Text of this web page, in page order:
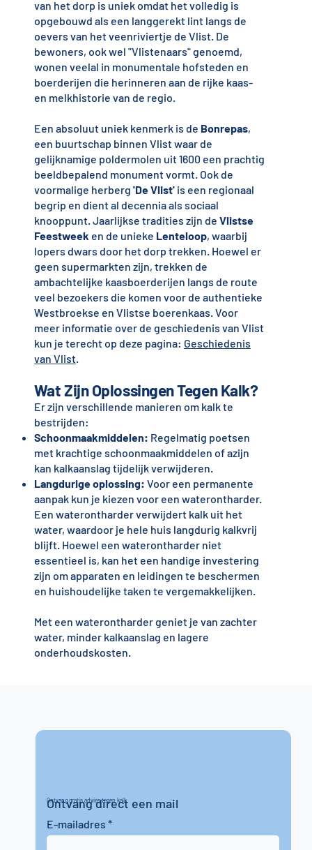
van het dorp is uniek omdat het volledig is
opgebouwd als een langgerekt lint langs de
oevers van het veenriviertje de Vlist. De
bewoners, ook wel "Vlistenaars" genoemd,
wonen veelal in monumentale hofsteden en
boerderijen die herinneren aan de rijke kaas-
en melkhistorie van de regio.
Een absoluut uniek kenmerk is de Bonrepas,
een buurtschap binnen Vlist waar de
gelijknamige poldermolen uit 1600 een prachtig
beeldbepalend monument vormt. Ook de
voormalige herberg 'De Vlist'is een regionaal
begrip en dient al decennia als sociaal
knooppunt. Jaarlijkse tradities zijn de Vlistse
Feestweek en de unieke Lenteloop, waarbij
lopers dwars door het dorp trekken. Hoewel er
geen supermarkten zijn, trekken de
ambachtelijke kaasboerderijen langs de route
veel bezoekers die komen voor de authentieke
Westbroekse en Vlistse boerenkaas. Voor
meer informatie over de geschiedenis van Vlist
kun je terecht op deze pagina: Geschiedenis
van Vlist.
Wat Zijn Oplossingen Tegen Kalk?
Er zijn verschillende manieren om kalk te
bestrijden:
Schoonmaakmiddelen: Regelmatig poetsen
met krachtige schoonmaakmiddelen of azijn
kan kalkaanslag tijdelijk verwijderen.
Langdurige oplossing: Voor een permanente
aanpak kun je kiezen voor een waterontharder.
Een waterontharder verwijdert kalk uit het
water, waardoor je hele huis langdurig kalkvrij
blijft. Hoewel een waterontharder niet
essentieel is, kan het een handige investering
zijn om apparaten en leidingen te beschermen
en huishoudelijke taken te vergemakkelijken.
Met een waterontharder geniet je van zachter
water, minder kalkaanslag en lagere
onderhoudskosten.
Ontvang gratis advies tegen kalk
Ontvang direct een mail
E-mailadres